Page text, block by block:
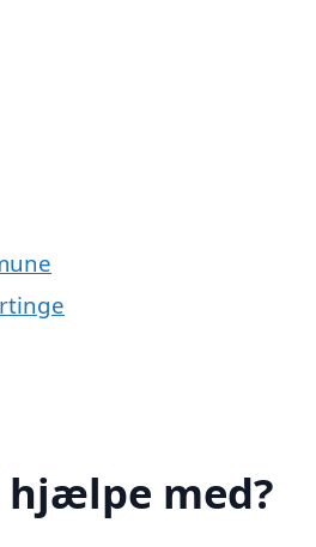
hjælpe med?